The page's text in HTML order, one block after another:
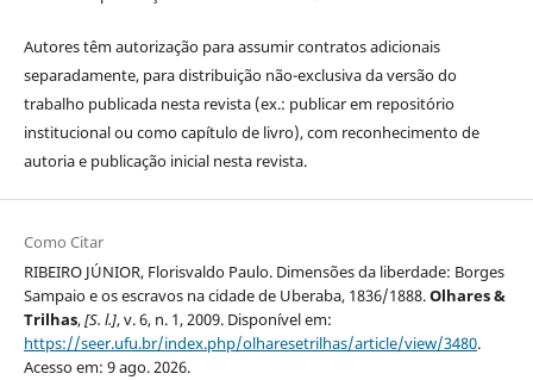
Autores têm autorização para assumir contratos adicionais
separadamente, para distribuição não-exclusiva da versão do
trabalho publicada nesta revista (ex.: publicar em repositório
institucional ou como capítulo de livro), com reconhecimento de
autoria e publicação inicial nesta revista.
Como Citar
RIBEIRO JÚNIOR, Florisvaldo Paulo. Dimensões da liberdade: Borges
Sampaio e os escravos na cidade de Uberaba, 1836/1888.Olhares &
Trilhas,[S. l.], v. 6, n. 1, 2009. Disponível em:
https://seer.ufu.br/index.php/olharesetrilhas/article/view/3480.
Acesso em: 9 ago. 2026.